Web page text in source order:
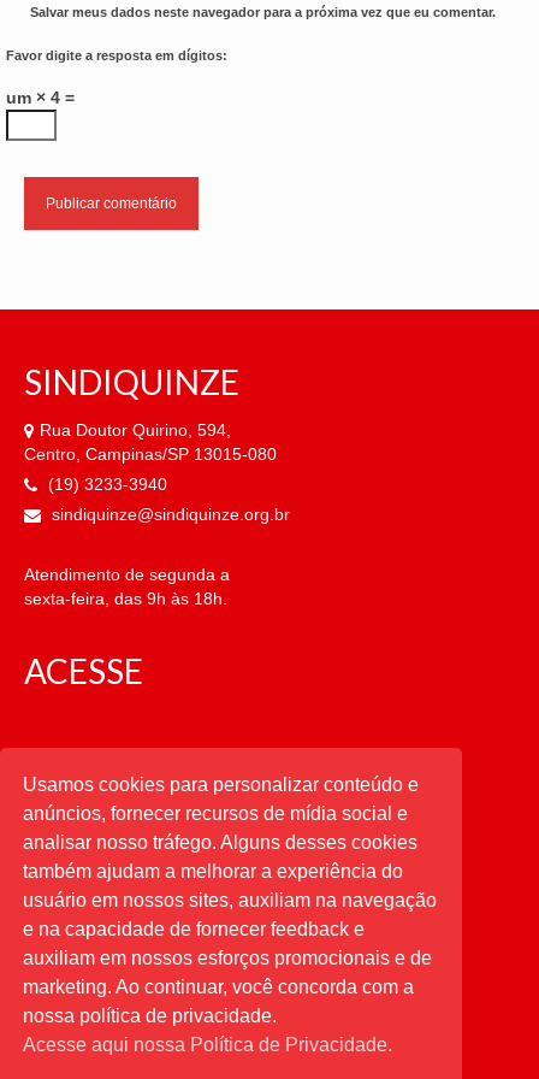
Salvar meus dados neste navegador para a próxima vez que eu comentar.
Favor digite a resposta em dígitos:
um × 4 =
SINDIQUINZE
Rua Doutor Quirino, 594,
Centro, Campinas/SP 13015-080
(19) 3233-3940
sindiquinze@sindiquinze.org.br
Atendimento de segunda a
sexta-feira, das 9h às 18h.
ACESSE
CATEGORIAS
CATEGORIAS
PESQUISAR
Buscar
por:
Usamos cookies para personalizar conteúdo e
anúncios, fornecer recursos de mídia social e
analisar nosso tráfego. Alguns desses cookies
também ajudam a melhorar a experiência do
usuário em nossos sites, auxiliam na navegação
e na capacidade de fornecer feedback e
auxiliam em nossos esforços promocionais e de
marketing. Ao continuar, você concorda com a
nossa política de privacidade.
Acesse aqui nossa Política de Privacidade.